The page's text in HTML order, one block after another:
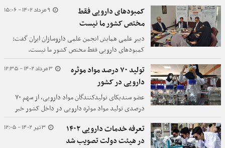
کشور خبر داد.
9 مرداد 1402 - 15:06
کمبودهای دارویی فقط
مختص کشور ما نیست
دبیر علمی همایش انجمن علمی داروسازان ایران گفت:
کمبودهای دارویی فقط مختص کشور ما نیست.
3 مرداد 1402 - 12:35
تولید ۷۰ درصد مواد موثره
دارویی در کشور
عضو سندیکای تولیدکنندگان مواد دارویی، از سهم ۷۰
درصدی تولید مواد موثره دارویی در داخل کشور خبر
داد.
3 تیر 1402 - 12:05
تعرفه خدمات دارویی ۱۴۰۲
در هیئت دولت تصویب شد